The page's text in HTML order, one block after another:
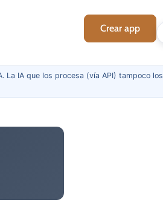
Crear app
IA que los procesa (vía API) tampoco los